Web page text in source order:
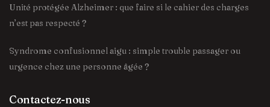
Unité protégée Alzheimer : que faire si le cahier des charges
n’est pas respecté ?
Syndrome confusionnel aigu : simple trouble passager ou
urgence chez une personne âgée ?
Contactez-nous